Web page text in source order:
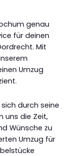
genau
für deinen
Mit
Umzug
durch seine
uns die Zeit,
Wünsche zu
Umzug für